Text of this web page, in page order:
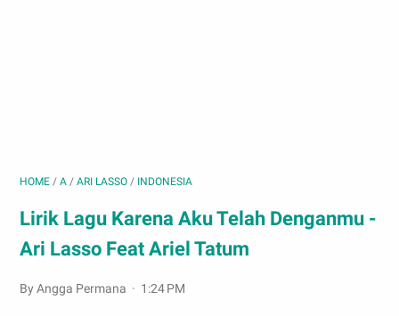
HOME / A / ARI LASSO / INDONESIA
Lirik Lagu Karena Aku Telah Denganmu -
Ari Lasso Feat Ariel Tatum
By Angga Permana 1:24 PM